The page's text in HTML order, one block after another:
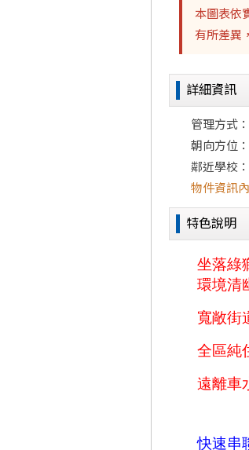
本圖表依
有所差異
詳細資訊
管理方式
朝向方位
鄰近學校
物件資訊
特色說明